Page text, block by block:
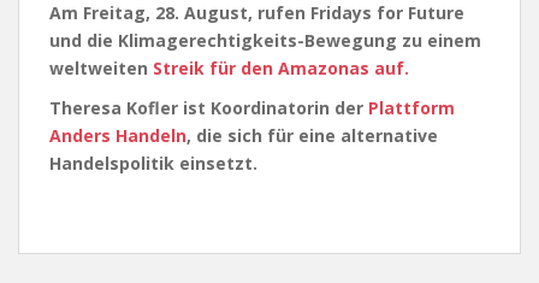
Am Freitag, 28. August, rufen Fridays for Future
und die Klimagerechtigkeits-Bewegung zu einem
weltweiten Streik für den Amazonas auf.
Theresa Kofler ist Koordinatorin der Plattform
Anders Handeln, die sich für eine alternative
Handelspolitik einsetzt.